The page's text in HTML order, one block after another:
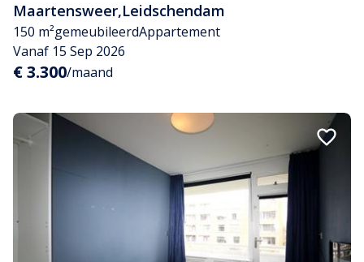
Maartensweer,Leidschendam
150 m²gemeubileerdAppartement
Vanaf 15 Sep 2026
€ 3.300/maand